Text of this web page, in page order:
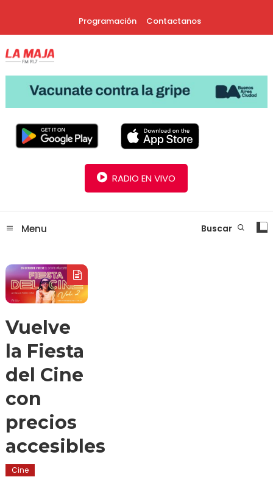
Programación Contactanos
Radio La Maja
RADIO EN VIVO
Menu Buscar
Vuelve
la Fiesta
del Cine
con
precios
accesibles
Cine